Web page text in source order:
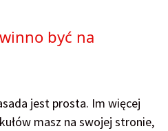
być na
jest prosta. Im więcej
masz na swojej stronie,